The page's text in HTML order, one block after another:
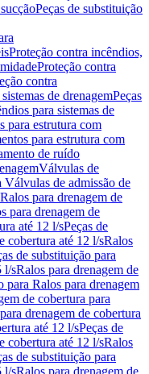
Peças de substituição
Proteção contra incêndios,
Proteção contra
contra
de drenagemPeças
para sistemas de
para estrutura com
para estrutura com
de ruído
Válvulas de
Válvulas de admissão de
Ralos para drenagem de
para drenagem de
até 12 l/sPeças de
cobertura até 12 l/sRalos
de substituição para
l/sRalos para drenagem de
para Ralos para drenagem
de cobertura para
drenagem de cobertura
até 12 l/sPeças de
cobertura até 12 l/sRalos
de substituição para
l/sRalos para drenagem de